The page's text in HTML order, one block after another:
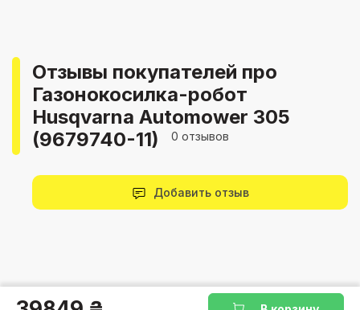
Отзывы покупателей про
Газонокосилка-робот
Husqvarna Automower 305
(9679740-11)
0 отзывов
Добавить отзыв